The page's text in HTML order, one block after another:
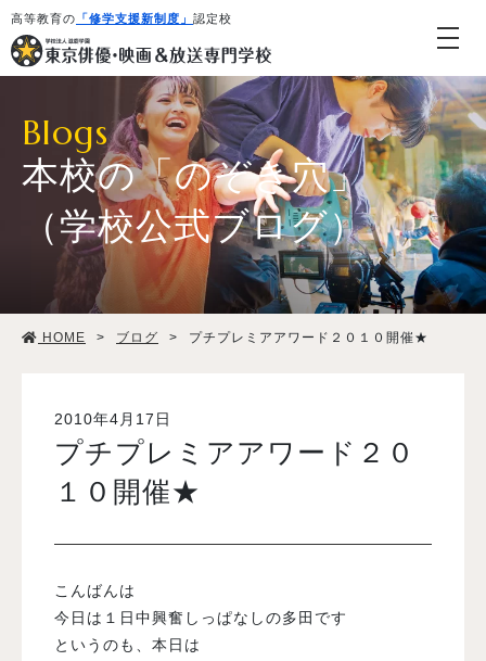
高等教育の 「修学支援新制度」 認定校
学校紹介・教育システム
学生生活
就職・デビュー
入試案内
学校情報
Blogs
本校の「のぞき穴」
（学校公式ブログ）
HOME > ブログ > プチプレミアアワード２０１０開催★
2010年4月17日
プチプレミアアワード２０
１０開催★
こんばんは
今日は１日中興奮しっぱなしの多田です
というのも、本日は